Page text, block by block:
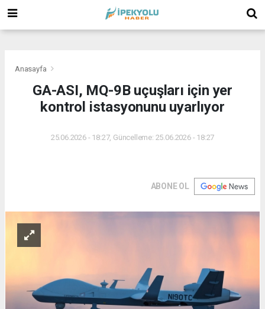
Anasayfa
GA-ASI, MQ-9B uçuşları için yer
kontrol istasyonunu uyarlıyor
25.06.2026 - 18:27, Güncelleme: 25.06.2026 - 18:27
ABONE OL